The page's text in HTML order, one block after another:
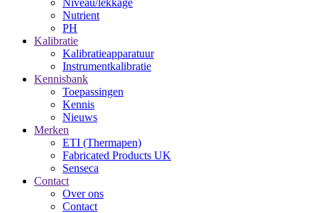
Niveau/lekkage
Nutrient
PH
Kalibratie
Kalibratieapparatuur
Instrumentkalibratie
Kennisbank
Toepassingen
Kennis
Nieuws
Merken
ETI (Thermapen)
Fabricated Products UK
Senseca
Contact
Over ons
Contact